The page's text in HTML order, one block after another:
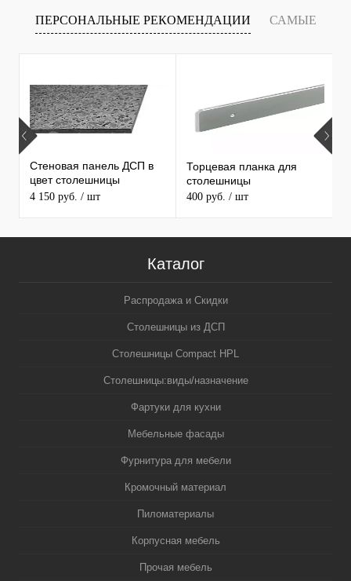
ПЕРСОНАЛЬНЫЕ РЕКОМЕНДАЦИИ САМЫЕ
ПРОДАВАЕМЫЕ ТОВАРЫ
Стеновая панель ДСП в
цвет столешницы
MAERSS
4 150 руб. / шт
Торцевая планка для
столешницы
400 руб. / шт
Каталог
Распродажа и Скидки
Столешницы из ДСП
Столешницы Compact HPL
Столешницы:виды/назначение
Фартуки для кухни
Мебельные фасады
Фурнитура для мебели
Кромочный материал
Пиломатериалы
Корпусная мебель
Прочая мебель